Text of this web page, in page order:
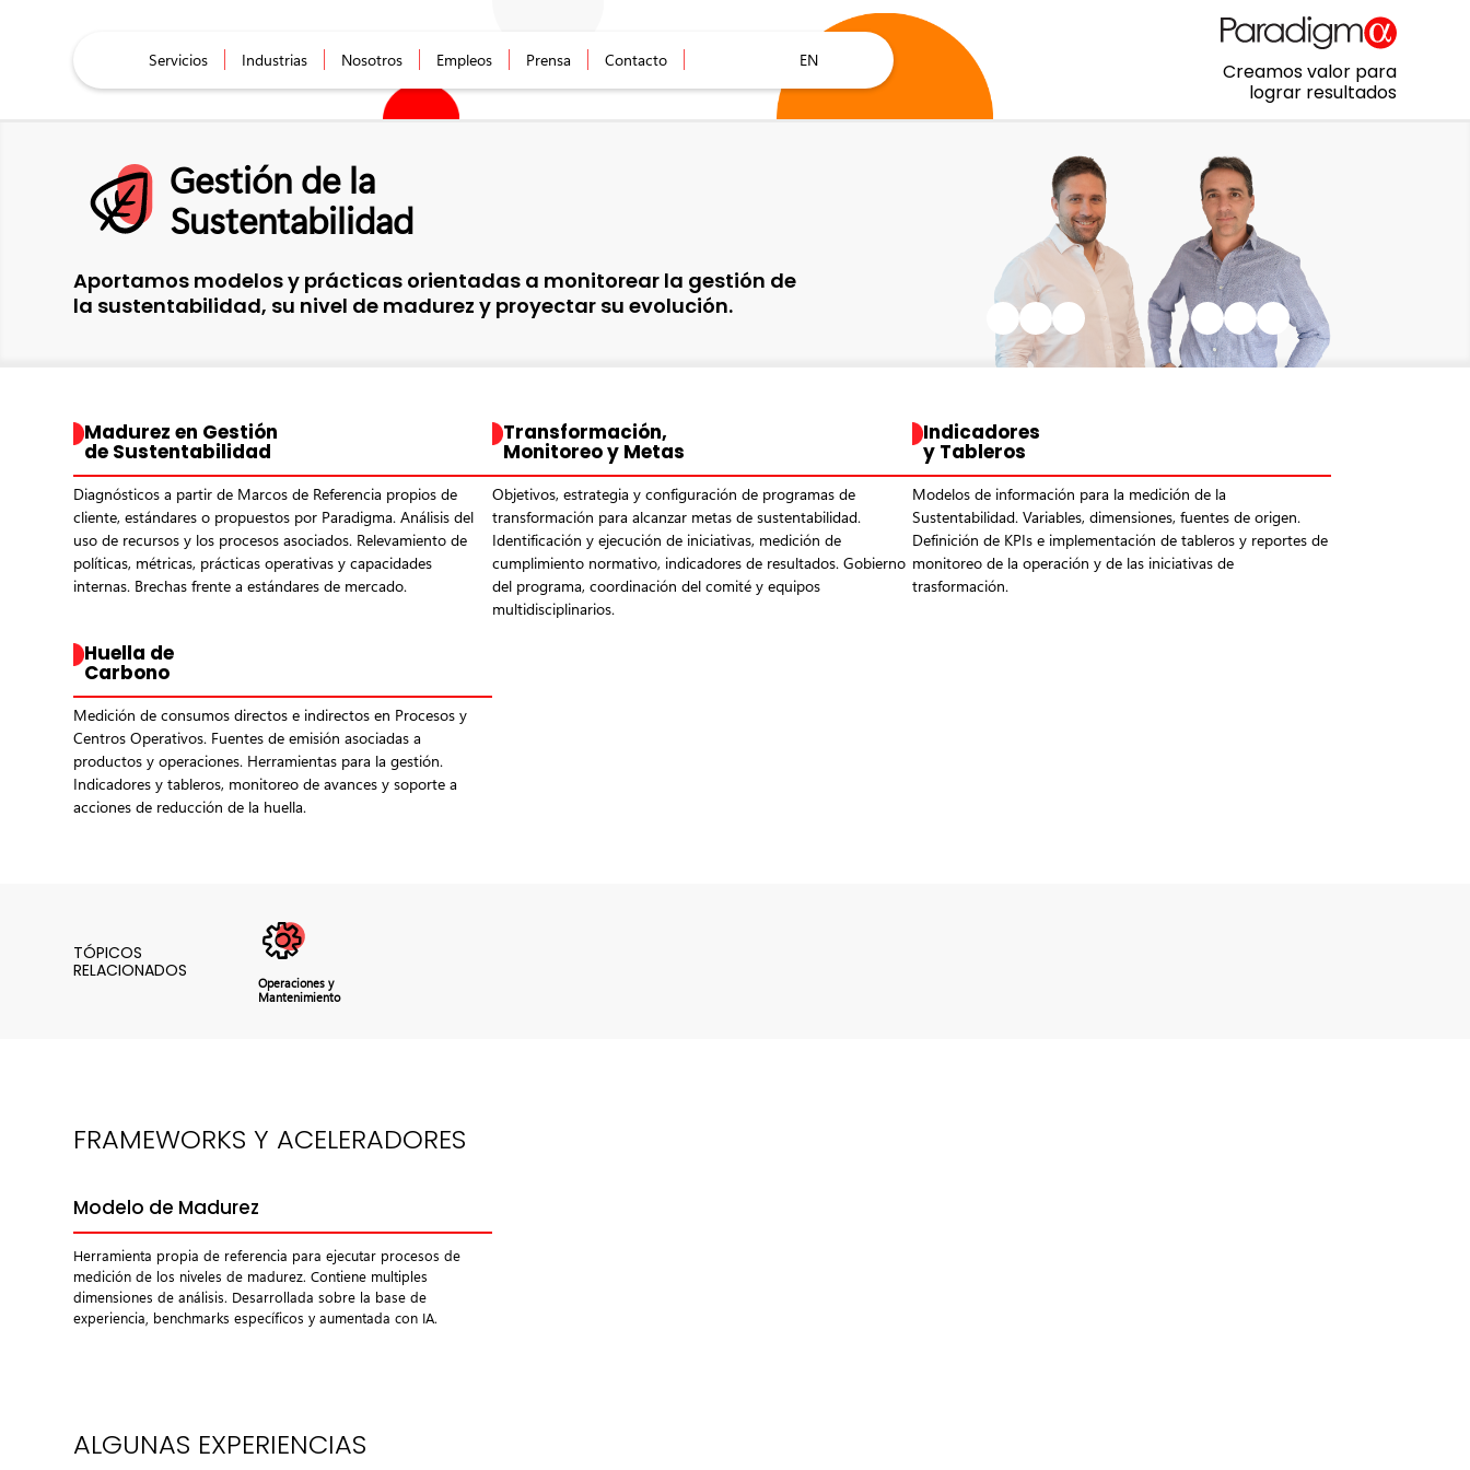
Servicios Industrias Nosotros Empleos Prensa Contacto EN
Creamos valor para
lograr resultados
Gestión de la
Sustentabilidad
Aportamos modelos y prácticas orientadas a monitorear la gestión de
la sustentabilidad, su nivel de madurez y proyectar su evolución.
Madurez en Gestión
de Sustentabilidad
Diagnósticos a partir de Marcos de Referencia propios de
cliente, estándares o propuestos por Paradigma. Análisis del
uso de recursos y los procesos asociados. Relevamiento de
políticas, métricas, prácticas operativas y capacidades
internas. Brechas frente a estándares de mercado.
Transformación,
Monitoreo y Metas
Objetivos, estrategia y configuración de programas de
transformación para alcanzar metas de sustentabilidad.
Identificación y ejecución de iniciativas, medición de
cumplimiento normativo, indicadores de resultados. Gobierno
del programa, coordinación del comité y equipos
multidisciplinarios.
Indicadores
y Tableros
Modelos de información para la medición de la
Sustentabilidad. Variables, dimensiones, fuentes de origen.
Definición de KPIs e implementación de tableros y reportes de
monitoreo de la operación y de las iniciativas de
trasformación.
Huella de
Carbono
Medición de consumos directos e indirectos en Procesos y
Centros Operativos. Fuentes de emisión asociadas a
productos y operaciones. Herramientas para la gestión.
Indicadores y tableros, monitoreo de avances y soporte a
acciones de reducción de la huella.
TÓPICOS
RELACIONADOS
Operaciones y
Mantenimiento
FRAMEWORKS Y ACELERADORES
Modelo de Madurez
Herramienta propia de referencia para ejecutar procesos de
medición de los niveles de madurez. Contiene multiples
dimensiones de análisis. Desarrollada sobre la base de
experiencia, benchmarks específicos y aumentada con IA.
ALGUNAS EXPERIENCIAS